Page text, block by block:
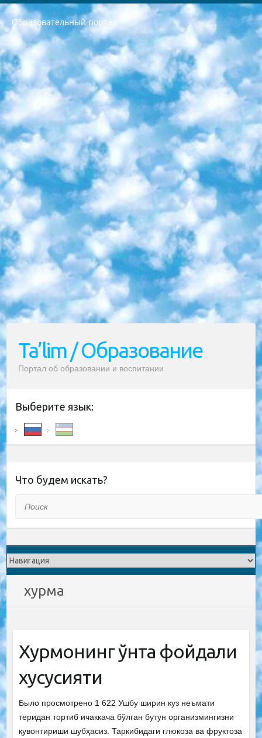
Образовательный портал
РЕСПУБЛИКА УЗБЕКИСТАН МИНИСТРЕРСТВО ДОШКОЛЬНОГО И ШКОЛЬНОГО ОБРАЗОВАНИЯ КОМАНДА в общеобразовательных учреждениях в 2023-2024 учебном году организация и проведение итоговой государственной аттестации обучающихся о Министра дошкольного и школьного образования Республики Узбекистан от 4 марта 2008 года (постановлением Минюста от 20 марта 2008 года № 1778 государственной регистрации) «Итоговое состояние учащихся общего среднего образования на основании положения об утверждении положения об аттестации общего среднего образования выпускной экзамен студентов в образовательных учреждениях в 2023-2024 учебном году В целях организации и прохождения аттестации приказываю: 1. Следующее: перечень предметов, по которым будет проводиться итоговая государственная аттестация и экзамен формы перевода согласно приложению 1; сертификаты международного образца, оценивающие уровень владения иностранными языками перечень согласно приложению 2; 2. Педагогический при специализированных образовательных учреждениях. научно-практический центр квалификации и международной оценки (Д.Давидова) 2024 г. До 25 марта: задания по предметам, по которым будет проводиться итоговая аттестация разработка и утверждение технических условий; итоговая аттестация на основании разработанного предметного задания разработка вопросов по предметам (устно и письменно), экзамен передача; общеобразовательные средние школы и специальные учебные заведения учащиеся выпускных классов школ и интернатов в агентской системе подготовка базы данных экзаменационных материалов и критериев оценки; перевод базы экзаменационных материалов на все языки обучения подать в Республиканский образовательный центр для изготовления; варианты экзаменов на основе разработанных контрольных материалов пусть будут поставлены задачи формирования. 3. Республиканский образовательный центр (Ш.Худайкулов) до 5 апреля 2024 года. до: база данных предоставленных экзаменационных материалов на все языки обучения перевод и экспертиза; для слепых, слабовидящих, глухих, слабослышащих и умственно отсталых детей учащиеся выпускных классов специализированных школ и школ-интернатов база данных экзаменационных материалов на всех преподаваемых языках подготовка критериев оценки; специализированные школы для умственно отсталых детей и технологии для учащихся выпускных классов школ-интернатов разработка соответствующих рекомендаций и критериев проведения ЕГЭ по естествознанию давать задания. 4. Педагогический при специализированных образовательных учреждениях. Научно-практический центр навыков и международной оценки (Д.Давидова), Республика образовательный центр (Худайкулов Ш.) итоговый государственный аттестационный экзамен ориентирован на творческое и логическое мышление при подготовке базы материалов учитывать введение заданий. 5. Следует отметить, что: сертификат государственного образца о знании общеобразовательного предмета и как минимум национальный уровень B1 по предметам на иностранных языках, указанным в Приложении 2. или международно признанный сертификат эквивалентного уровня студенты, изучающие определенный предмет, освобождаются от экзамена; по соответствующим предметам запланирована итоговая государственная аттестация за день до дня, путем жеребьевки Рабочей группой (в письменной форме по предметам, проводимым в форме) из числа сформированных вариантов выбрано 2 варианта; 2 выбранных варианта экзамена анонсированы на официальном сайте министерства и все выпускники по всей стране на основе этих вариантов проводит итоговую государственную аттестацию. 6. Государственное образование учащихся средних общеобразовательных учреждений. знания в соответствии с квалификационными требованиями, которые необходимо приобрести на основании стандартов итоговый (выпускной) контроль для 9 и 11 классов в целях тестирования Экзамены (далее – экзамены) состоят из предметов, перечисленных в приложении 1. будет сделано. 7. Экзамены пройдут с 26 мая по 15 июня 2024 г. (кроме науки физического воспитания). 8. Физическая для учащихся 9 классов общесредних образовательных учреждений. Экзамены по предмету «Образование, квалификация медицина» 1-6 мая 2024 года. сотрудники перевести под присмотр (с отклонениями в физическом или умственном развитии) специализированная школа для детей, школы-интернаты и со сколиозом школы-интернаты санаторного типа для больных детей исключены). 9. Он был слепым, слабовидящим и имел нарушения опорно-двигательного аппарата. экзамены в специализированных школах и интернатах для детей должны проводиться исходя из требований, предъявляемых к общеобразовательным учреждениям (физкультура кроме науки). 10. Специализированная школа для глухих и слабослышащих детей. и экзамены в интернатах и быть реализован в виде письменного теста по математике. 11. Специальность для умственно отсталых детей. Для 9 класса Родной язык и литературное письмо Государственный язык (язык обучения – узбекский). для неклассов) написано Математическое письмо Письменная/устная история Узбекистана Физическое воспитание практично Итоговый контроль Для 11 класса Написание родного языка и литературы (эссе) Математическое письмо Узбекский язык (обучение на узбекском языке) не посещающее общее среднее образование для учреждений)/Образовательное учреждение выбор письменный и устный Иностранный язык письменный/устный Письменная/устная история Узбекистана *По выбору студента:  Химия  Физика  Основы государственного права  География 10 бесплатных образовательных ресурсов - Мы составили подборку онлайн-проектов с интерактивными упражнениями, видеолекциями и статьями. Они помогут вам обрести новые и освежить старые знания бесплатно. 1. «ИНТУИТ» Старейшая образовательная площадка Рунета. Здесь вы найдёте сотни текстовых и видеокурсов на десятки различных тем — от программирования до психологии. Многие курсы подготовлены российскими университетами и крупными международными компаниями вроде Intel и Microsoft. Самостоятельное обучение бесплатное, но желающие могут оплатить услуги персональных наставников. 2. «Смартия» знакомит с актуальными профессиями и подсказывает, как им обучаться. Выбрав заинтересовавшую вас специальность — SMM-специалист, фотограф, веб-дизайнер или другую, — увидите список необходимых для неё умений. Чтобы вы могли освоить их самостоятельно, для каждого умения площадка отображает подборку ссылок на учебные материалы. Хотя «Смартия» ориентируется на русскоязычную аудиторию, часть контента всё же доступна только на английском. 3. «Лекторий Физтеха» Проект Московского физико-технического института (Физтеха). С его помощью вы можете смотреть онлайн серии лекций, записанные на видео в этом вузе. В числе доступных предметов — физика, биология, химия, информационные технологии и другие. К некоторым лекциям администрация ресурса прилагает готовые конспекты, которые можно скачивать в PDF-формате. 4. ITMOcourses Онлайн-площадка Санкт-Петербургского национального исследовательского университета информационных технологий, механики и оптики (ИТМО). Ресурс предоставляет свободный доступ к курсам, разработанным в этом вузе. Каталог материалов разбит на четыре категории: «Оптические системы и технологии», «Приборостроение и робототехника», «Информационные технологии» и «Биотехнологии». Курсы состоят из видеолекций, интерактивных демонстраций и заданий. 5. «КиберЛенинка» Электронная научная библиотека открытого доступа. Каталог площадки регулярно обрастает текстами статей из различных научных изданий. Сгруппированные по журналам и рубрикам публикации можно читать онлайн или скачивать целиком в PDF-формате. Проект нацелен на популяризацию науки за счёт открытого доступа к качественной информации. 6. «ПостНаука» На этом ресурсе публикуют подборки видеолекций, составленные экспертами из разных отраслей и объединённые общими темами. Среди них, к примеру, есть серии «Биоинформатика и геномика», «Культура средневековой Скандинавии» и Cinema Studies о теории кино. Каждая подборка лекций — логически связанная история, рассказанная экспертом от первого лица. Кроме того, на сайте появляются научно-образовательные статьи и тесты на разные темы. 7. «Newочём» Команда проекта «Newочём» отбирает самые интересные тексты из англоязычных СМИ и переводит те из них, за которые голосуют участники сообщества «ВКонтакте». По большей части это научно-популярные статьи. Редакторы придумывают лишь заголовки, в остальном содержание переводов соответствует оригиналам. Полные тексты можно читать прямо в социальной сети. 8. InternetUrok Онлайн-база материалов по основным дисциплинам школьной программы. Информация на сайте структурирована по классам, предметам и темам (урокам). Каждый урок состоит из видеолекций и конспектов. Есть также интерактивные тренажёры и тесты для закрепления пройденного материала. Даже если вы давно окончили школу, возможность повторить программу старших классов всегда может пригодиться. 9. Edutainme Ещё один ресурс об образовании. В отличие от Newtonew, как мне кажется, Edutainme больше ориентируется на представителей индустрии: педагогов, предпринимателей, разработчиков образовательных проектов. Но и любой, кто просто стремится к саморазвитию, найдёт на сайте много полезного и интересного для себя. Например, информацию о новых курсах и образовательных сервисах. 10. Newtonew Онлайн-медиа об образовании и обучении в широком смысле. Авторы Newtonew пишут об инструментах, заведениях, тактиках и стратегиях, которые помогают учить других и получать новые знания самостоятельно. На этой площадке вы найдёте новости, обзоры, аналитические мат
Ta’lim / Образование
Портал об образовании и воспитании
Выберите язык:
Что будем искать?
хурма
Хурмонинг ўнта фойдали
хусусияти
Было просмотрено 1 622 Ушбу ширин куз неъмати
теридан тортиб ичаккача бўлган бутун организмингизни
қувонтириши шубҳасиз. Таркибидаги глюкоза ва фруктоза